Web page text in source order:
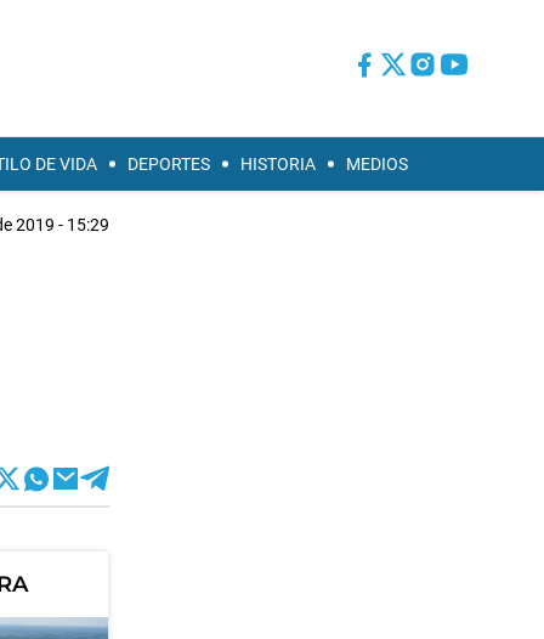
DE VIDA DEPORTES HISTORIA MEDIOS
2019 - 15:29